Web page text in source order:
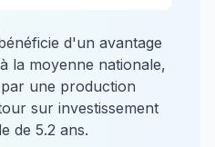
d'un avantage
la moyenne nationale,
une production
sur investissement
de 5.2 ans.